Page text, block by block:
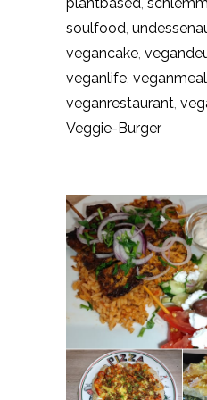
soulfood
vegancake
veganlife
veganrestaurant
Veggie-Burger